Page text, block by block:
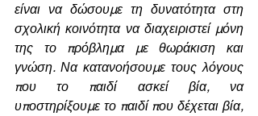
είναι να δώσουμε τη δυνατότητα στη
σχολική κοινότητα να διαχειριστεί μόνη
της το πρόβλημα με θωράκιση και
γνώση. Να κατανοήσουμε τους λόγους
που το παιδί ασκεί βία, να
υποστηρίξουμε το παιδί που δέχεται βία,